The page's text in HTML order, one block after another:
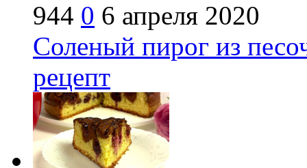
944 0 6 апреля 2020
Соленый пирог из
рецепт